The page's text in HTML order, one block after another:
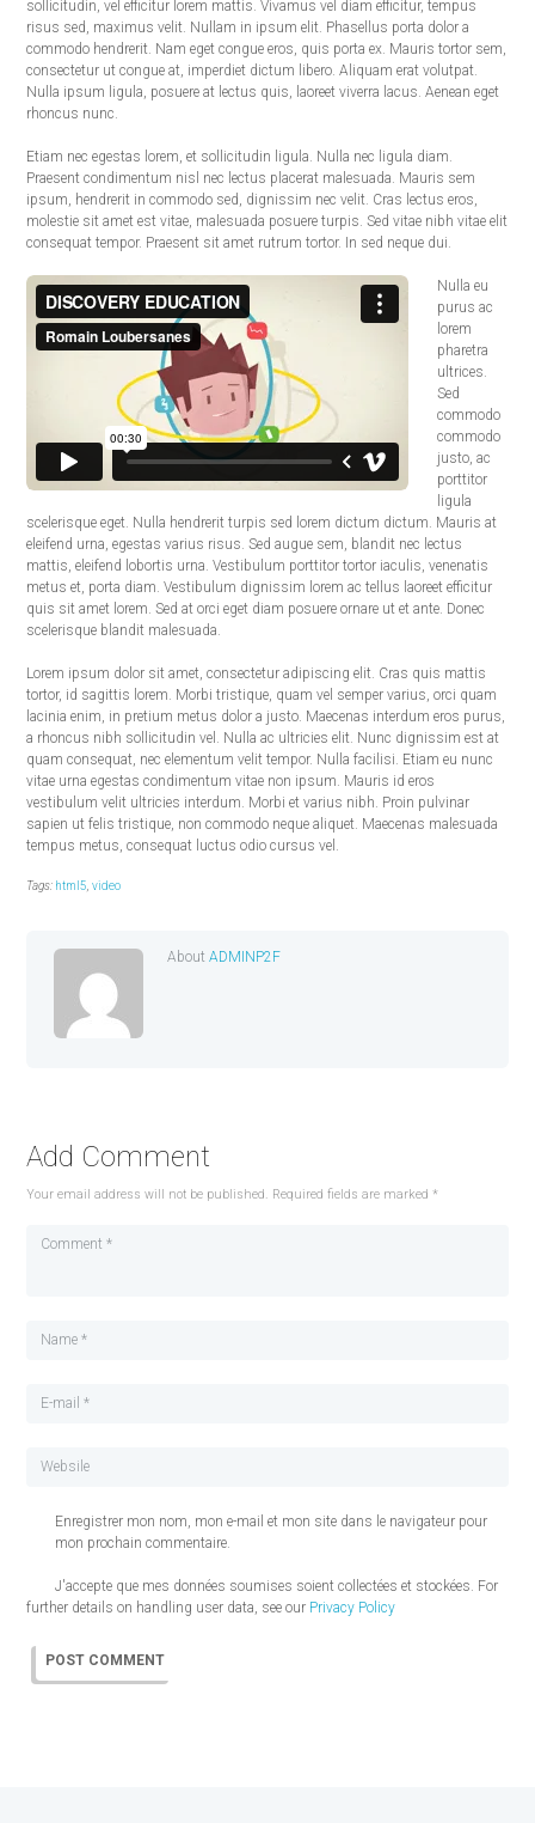
sollicitudin, vel efficitur lorem mattis. Vivamus vel diam efficitur, tempus
risus sed, maximus velit. Nullam in ipsum elit. Phasellus porta dolor a
commodo hendrerit. Nam eget congue eros, quis porta ex. Mauris tortor sem,
consectetur ut congue at, imperdiet dictum libero. Aliquam erat volutpat.
Nulla ipsum ligula, posuere at lectus quis, laoreet viverra lacus. Aenean eget
rhoncus nunc.
Etiam nec egestas lorem, et sollicitudin ligula. Nulla nec ligula diam.
Praesent condimentum nisl nec lectus placerat malesuada. Mauris sem
ipsum, hendrerit in commodo sed, dignissim nec velit. Cras lectus eros,
molestie sit amet est vitae, malesuada posuere turpis. Sed vitae nibh vitae elit
consequat tempor. Praesent sit amet rutrum tortor. In sed neque dui.
Nulla eu
purus ac
lorem
pharetra
ultrices.
Sed
commodo
commodo
justo, ac
porttitor
ligula
scelerisque eget. Nulla hendrerit turpis sed lorem dictum dictum. Mauris at
eleifend urna, egestas varius risus. Sed augue sem, blandit nec lectus
mattis, eleifend lobortis urna. Vestibulum porttitor tortor iaculis, venenatis
metus et, porta diam. Vestibulum dignissim lorem ac tellus laoreet efficitur
quis sit amet lorem. Sed at orci eget diam posuere ornare ut et ante. Donec
scelerisque blandit malesuada.
Lorem ipsum dolor sit amet, consectetur adipiscing elit. Cras quis mattis
tortor, id sagittis lorem. Morbi tristique, quam vel semper varius, orci quam
lacinia enim, in pretium metus dolor a justo. Maecenas interdum eros purus,
a rhoncus nibh sollicitudin vel. Nulla ac ultricies elit. Nunc dignissim est at
quam consequat, nec elementum velit tempor. Nulla facilisi. Etiam eu nunc
vitae urna egestas condimentum vitae non ipsum. Mauris id eros
vestibulum velit ultricies interdum. Morbi et varius nibh. Proin pulvinar
sapien ut felis tristique, non commodo neque aliquet. Maecenas malesuada
tempus metus, consequat luctus odio cursus vel.
Tags: html5 ,video
About ADMINP2F
Add Comment
Your email address will not be published. Required fields are marked *
Enregistrer mon nom, mon e-mail et mon site dans le navigateur pour
mon prochain commentaire.
J'accepte que mes données soumises soient collectées et stockées. For
further details on handling user data, see our Privacy Policy